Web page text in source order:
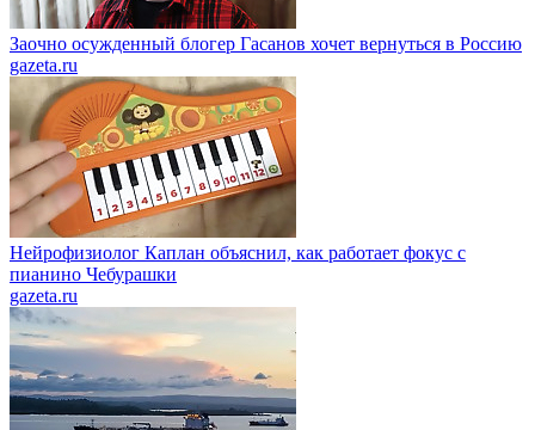
Заочно осужденный блогер Гасанов хочет вернуться в Россию
gazeta.ru
Нейрофизиолог Каплан объяснил, как работает фокус с
пианино Чебурашки
gazeta.ru